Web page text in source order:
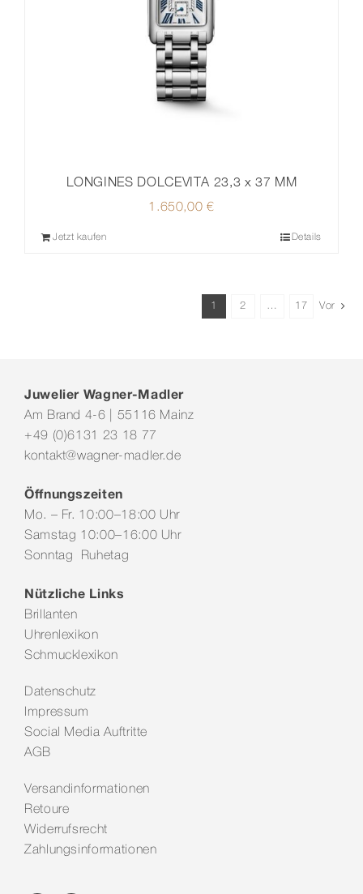
LONGINES DOLCEVITA 23,3 x 37 MM
1.650,00€
Jetzt kaufen Details
1 2 … 17 Vor
Juwelier Wagner-Madler
Am Brand 4-6 | 55116 Mainz
+49 (0)6131 23 18 77
kontakt@wagner-madler.de
Öffnungszeiten
Mo. – Fr. 10:00–18:00 Uhr
Samstag 10:00–16:00 Uhr
Sonntag Ruhetag
Nützliche Links
Brillanten
Uhrenlexikon
Schmucklexikon
Datenschutz
Impressum
Social Media Auftritte
AGB
Versandinformationen
Retoure
Widerrufsrecht
Zahlungsinformationen